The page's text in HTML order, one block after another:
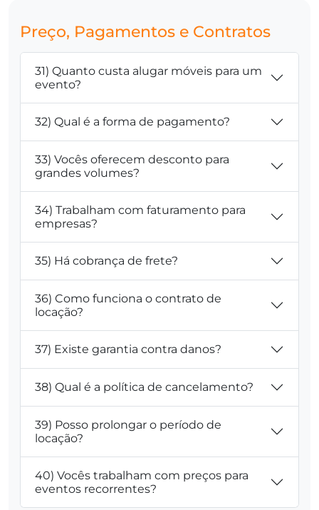
Preço, Pagamentos e Contratos
31) Quanto custa alugar móveis para um
evento?
32) Qual é a forma de pagamento?
33) Vocês oferecem desconto para
grandes volumes?
34) Trabalham com faturamento para
empresas?
35) Há cobrança de frete?
36) Como funciona o contrato de
locação?
37) Existe garantia contra danos?
38) Qual é a política de cancelamento?
39) Posso prolongar o período de
locação?
40) Vocês trabalham com preços para
eventos recorrentes?